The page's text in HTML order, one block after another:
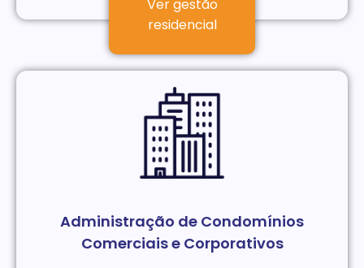
Ver gestão
residencial
Administração de Condomínios
Comerciais e Corporativos